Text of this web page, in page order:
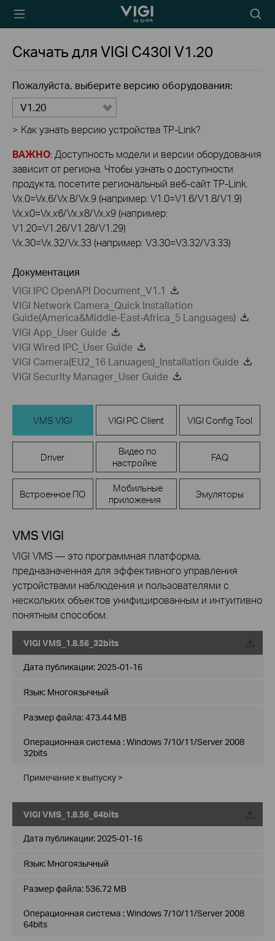
TP-Link, Reliably
icon
Скачать дляVIGI C430I V1.20
Пожалуйста, выберите версию оборудования:
V1.20
> Как узнать версию устройства TP-Link?
ВАЖНО: Доступность модели и версии оборудования
зависит от региона. Чтобы узнать о доступности
продукта, посетите региональный веб-сайт TP-Link.
Vx.0=Vx.6/Vx.8/Vx.9 (например: V1.0=V1.6/V1.8/V1.9)
Vx.x0=Vx.x6/Vx.x8/Vx.x9 (например:
V1.20=V1.26/V1.28/V1.29)
Vx.30=Vx.32/Vx.33 (например: V3.30=V3.32/V3.33)
Документация
VIGI IPC OpenAPI Document_V1.1
VIGI Network Camera_Quick Installation
Guide(America&Middle-East-Africa_5 Languages)
VIGI App_User Guide
VIGI Wired IPC_User Guide
VIGI Camera(EU2_16 Lanuages)_Installation Guide
VIGI Security Manager_User Guide
VMS VIGI VIGI PC Client VIGI Config Tool
Driver
Видео по
настройке
FAQ
Встроенное ПО
Мобильные
приложения
Эмуляторы
VMS VIGI
VIGI VMS — это программная платформа,
предназначенная для эффективного управления
устройствами наблюдения и пользователями с
нескольких объектов унифицированным и интуитивно
понятным способом.
VIGI VMS_1.8.56_32bits
Дата публикации: 2025-01-16
Язык: Многоязычный
Размер файла:473.44 MB
Операционная система : Windows 7/10/11/Server 2008
32bits
Примечание к выпуску >
VIGI VMS_1.8.56_64bits
Дата публикации: 2025-01-16
Язык: Многоязычный
Размер файла: 536.72 MB
Операционная система : Windows 7/10/11/Server 2008
64bits